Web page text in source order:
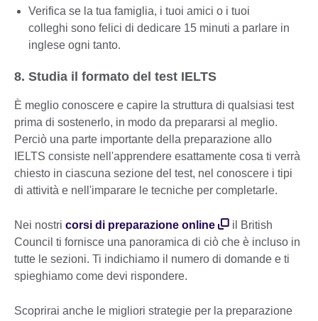
Verifica se la tua famiglia, i tuoi amici o i tuoi
colleghi sono felici di dedicare 15 minuti a parlare in
inglese ogni tanto.
8. Studia il formato del test IELTS
È meglio conoscere e capire la struttura di qualsiasi test
prima di sostenerlo, in modo da prepararsi al meglio.
Perciò una parte importante della preparazione allo
IELTS consiste nell'apprendere esattamente cosa ti verrà
chiesto in ciascuna sezione del test, nel conoscere i tipi
di attività e nell'imparare le tecniche per completarle.
Nei nostri corsi di preparazione online
il British
Council ti fornisce una panoramica di ciò che è incluso in
tutte le sezioni. Ti indichiamo il numero di domande e ti
spieghiamo come devi rispondere.
Scoprirai anche le migliori strategie per la preparazione